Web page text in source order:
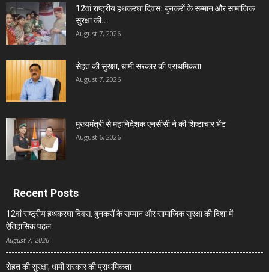
12वां राष्ट्रीय हथकरघा दिवस: बुनकरों के सम्मान और सामाजिक
सुरक्षा की...
August 7, 2026
सेहत की सुरक्षा, धामी सरकार की प्राथमिकता
August 7, 2026
मुख्यमंत्री से महानिदेशक एनसीसी ने की शिष्टाचार भेंट
August 6, 2026
Recent Posts
12वां राष्ट्रीय हथकरघा दिवस: बुनकरों के सम्मान और सामाजिक सुरक्षा की दिशा में
ऐतिहासिक पहल
August 7, 2026
सेहत की सुरक्षा, धामी सरकार की प्राथमिकता